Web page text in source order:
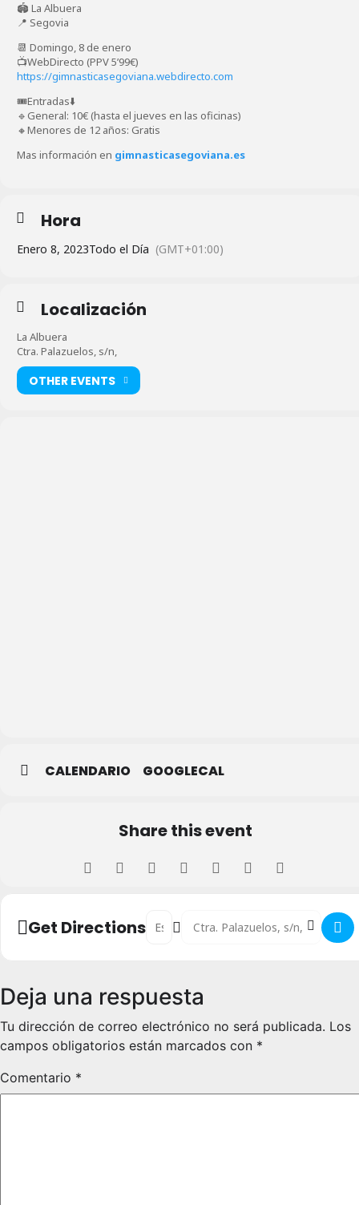
🏟️ La Albuera
📍 Segovia
📆 Domingo, 8 de enero
📺WebDirecto (PPV 5’99€)
https://gimnasticasegoviana.webdirecto.com
🎟️Entradas⬇️
🔹General: 10€ (hasta el jueves en las oficinas)
🔸Menores de 12 años: Gratis
Mas información en gimnasticasegoviana.es
Hora
Enero 8, 2023Todo el Día (GMT+01:00)
Localización
La Albuera
Ctra. Palazuelos, s/n,
OTHER EVENTS
CALENDARIO GOOGLECAL
Share this event
Get Directions Address - Gimnástica Segoviana vs CD
Destination Address -
Deja una respuesta
Tu dirección de correo electrónico no será publicada. Los
campos obligatorios están marcados con *
Comentario *